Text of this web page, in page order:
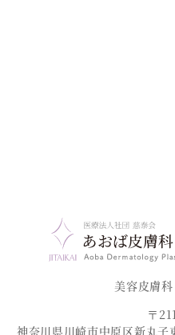
美容皮膚
〒
神奈川県川崎市中原区新丸